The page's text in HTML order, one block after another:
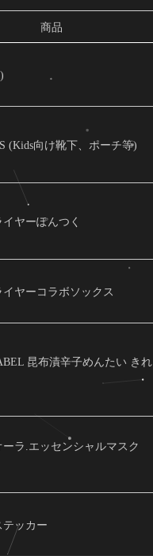
商品
(Kids向け靴下、ポーチ等)
ヤーぽんつく
イヤーコラボソックス
昆布漬辛子めんたい きれ
ーラ.エッセンシャルマスク
テッカー